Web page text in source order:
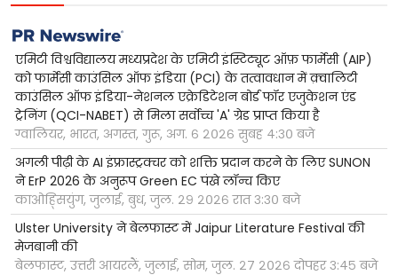
एमिटी विश्वविद्यालय मध्यप्रदेश के एमिटी इंस्टिट्यूट ऑफ़ फार्मेसी (AIP)
को फार्मेसी काउंसिल ऑफ इंडिया (PCI) के तत्वावधान में क़्वालिटी
काउंसिल ऑफ इंडिया-नेशनल एक्रेडिटेशन बोर्ड फॉर एजुकेशन एंड
ट्रेनिंग (QCI-NABET) से मिला सर्वोच्च 'A' ग्रेड प्राप्त किया है
ग्वालियर, भारत, अगस्त, गुरू, अग. ६ २०२६ सुबह ४:३० बजे
अगली पीढ़ी के AI इंफ्रास्ट्रक्चर को शक्ति प्रदान करने के लिए SUNON
ने ErP 2026 के अनुरूप Green EC पंखे लॉन्च किए
काओह्सियुंग, जुलाई, बुध, जुल. २९ २०२६ रात ३:३० बजे
Ulster University ने बेलफास्ट में Jaipur Literature Festival की
मेजबानी की
बेलफास्ट, उत्तरी आयरलैं, जुलाई, सोम, जुल. २७ २०२६ दोपहर ३:४५ बजे